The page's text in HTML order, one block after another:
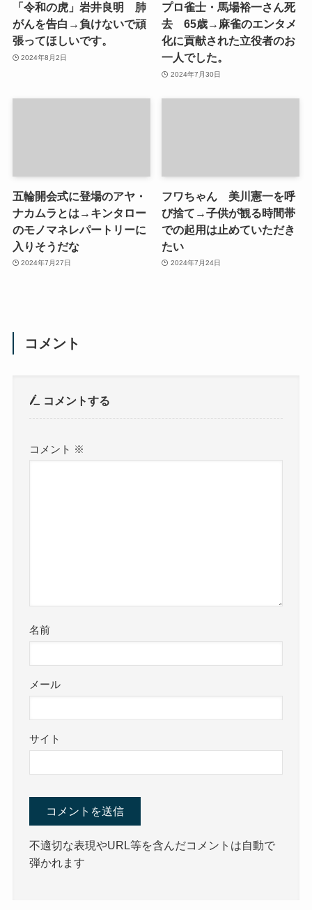
「令和の虎」岩井良明 肺
がんを告白→負けないで頑
張ってほしいです。
2024年8月2日
プロ雀士・馬場裕一さん死
去 65歳→麻雀のエンタメ
化に貢献された立役者のお
一人でした。
2024年7月30日
五輪開会式に登場のアヤ・
ナカムラとは→キンタロー
のモノマネレパートリーに
入りそうだな
2024年7月27日
フワちゃん 美川憲一を呼
び捨て→子供が観る時間帯
での起用は止めていただき
たい
2024年7月24日
コメント
コメントする
コメント ※
名前
メール
サイト
不適切な表現やURL等を含んだコメントは自動で
弾かれます